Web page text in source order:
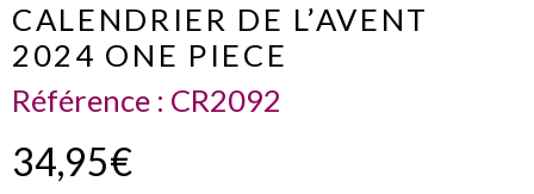
CALENDRIER DE L’AVENT
2024 ONE PIECE
Référence : CR2092
34,95€